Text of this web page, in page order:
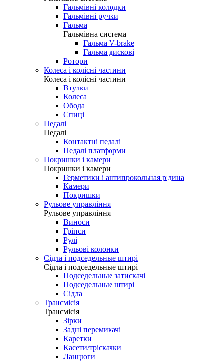
Гальмівні колодки
Гальмівні ручки
Гальма
Гальмівна система
Гальма V-brake
Гальма дискові
Ротори
Колеса і колісні частини
Колеса і колісні частини
Втулки
Колеса
Обода
Спиці
Педалі
Педалі
Контактні педалі
Педалі платформи
Покришки і камери
Покришки і камери
Герметики і антипрокольная рідина
Камери
Покришки
Рульове управління
Рульове управління
Виноси
Гріпси
Рулі
Рульові колонки
Сідла і подседельные штирі
Сідла і подседельные штирі
Подседельные затискачі
Подседельные штирі
Сідла
Трансмісія
Трансмісія
Зірки
Задні перемикачі
Каретки
Касети/тріскачки
Ланцюги